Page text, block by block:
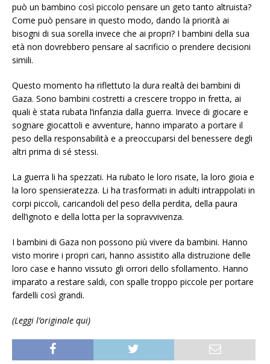
può un bambino così piccolo pensare un geto tanto altruista?
Come può pensare in questo modo, dando la priorità ai
bisogni di sua sorella invece che ai propri? I bambini della sua
età non dovrebbero pensare al sacrificio o prendere decisioni
simili.
Questo momento ha riflettuto la dura realtà dei bambini di
Gaza. Sono bambini costretti a crescere troppo in fretta, ai
quali è stata rubata l’infanzia dalla guerra. Invece di giocare e
sognare giocattoli e avventure, hanno imparato a portare il
peso della responsabilità e a preoccuparsi del benessere degli
altri prima di sé stessi.
La guerra li ha spezzati. Ha rubato le loro risate, la loro gioia e
la loro spensieratezza. Li ha trasformati in adulti intrappolati in
corpi piccoli, caricandoli del peso della perdita, della paura
dell’ignoto e della lotta per la sopravvivenza.
I bambini di Gaza non possono più vivere da bambini. Hanno
visto morire i propri cari, hanno assistito alla distruzione delle
loro case e hanno vissuto gli orrori dello sfollamento. Hanno
imparato a restare saldi, con spalle troppo piccole per portare
fardelli così grandi.
(Leggi l’originale qui)